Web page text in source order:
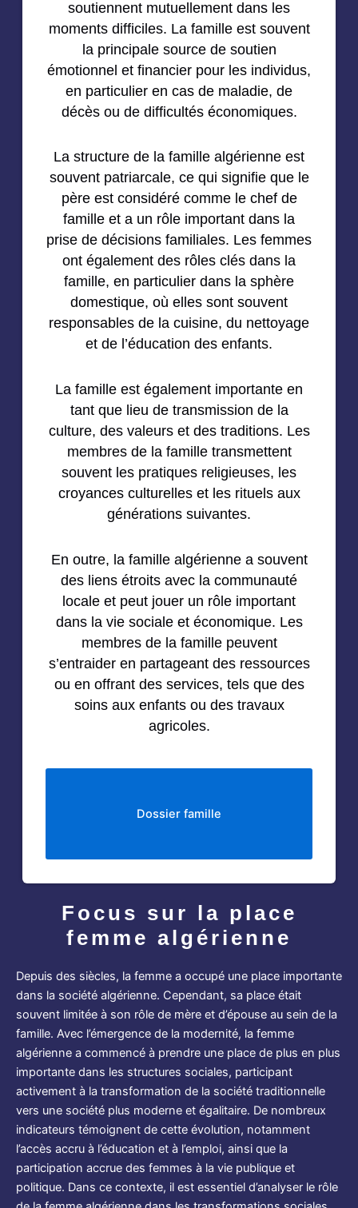
soutiennent mutuellement dans les
moments difficiles. La famille est souvent
la principale source de soutien
émotionnel et financier pour les individus,
en particulier en cas de maladie, de
décès ou de difficultés économiques.
La structure de la famille algérienne est
souvent patriarcale, ce qui signifie que le
père est considéré comme le chef de
famille et a un rôle important dans la
prise de décisions familiales. Les femmes
ont également des rôles clés dans la
famille, en particulier dans la sphère
domestique, où elles sont souvent
responsables de la cuisine, du nettoyage
et de l’éducation des enfants.
La famille est également importante en
tant que lieu de transmission de la
culture, des valeurs et des traditions. Les
membres de la famille transmettent
souvent les pratiques religieuses, les
croyances culturelles et les rituels aux
générations suivantes.
En outre, la famille algérienne a souvent
des liens étroits avec la communauté
locale et peut jouer un rôle important
dans la vie sociale et économique. Les
membres de la famille peuvent
s’entraider en partageant des ressources
ou en offrant des services, tels que des
soins aux enfants ou des travaux
agricoles.
Dossier famille
Focus sur la place
femme algérienne
Depuis des siècles, la femme a occupé une place importante
dans la société algérienne. Cependant, sa place était
souvent limitée à son rôle de mère et d’épouse au sein de la
famille. Avec l’émergence de la modernité, la femme
algérienne a commencé à prendre une place de plus en plus
importante dans les structures sociales, participant
activement à la transformation de la société traditionnelle
vers une société plus moderne et égalitaire. De nombreux
indicateurs témoignent de cette évolution, notamment
l’accès accru à l’éducation et à l’emploi, ainsi que la
participation accrue des femmes à la vie publique et
politique. Dans ce contexte, il est essentiel d’analyser le rôle